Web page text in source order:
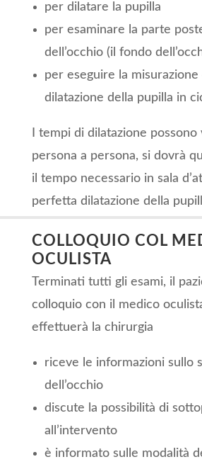
per dilatare la pupilla
per esaminare la parte
dell’occhio (il fondo
per eseguire la misurazione
dilatazione della pupilla in
I tempi di dilatazione possono
persona a persona, si dovrà
il tempo necessario in sala
perfetta dilatazione della
COLLOQUIO COL
OCULISTA
Terminati tutti gli esami, il
colloquio con il medico
effettuerà la chirurgia
riceve le informazioni sullo
dell’occhio
discute la possibilità di
all’intervento
è informato sulle modalità